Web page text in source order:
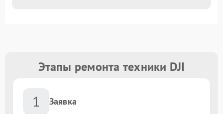
Этапы ремонта техники DJI
1 Заявка